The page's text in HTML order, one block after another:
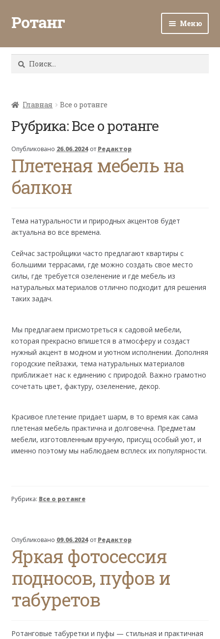
Ротанг Меню
Каталог
Все о ротанге
Ротанг оптом
Контакты
Найти:
Главная Все о ротанге
Рубрика:Все о ротанге
Опубликовано 26.06.2024 от Редактор
Плетеная мебель на
балкон
Тема натуральности и природных акцентов будет
актуальна во все времена.
Сейчас застройщики часто предлагают квартиры с
большими террасами, где можно создать свое место
силы, где требуется озеленение и где мебель из
натуральных материалов отлично подходит для решения
таких задач.
Мы предлагаем присмотреться к садовой мебели,
которая прекрасно впишется в атмосферу и создаст
нужный акцент в модном и уютном исполнении. Дополняя
городские пейзажи, тема натуральных материалов
приближает нас к единению с природой. Важно грамотно
сочетать цвет, фактуру, озеленение, декор.
Красивое плетение придает шарм, в то время как сама
плетеная мебель практична и долговечна. Предметам
мебели, изготовленным вручную, присущ особый уют, и
именно поэтому мы наблюдаем всплеск их популярности.
Рубрика: Все о ротанге
Опубликовано 09.06.2024 от Редактор
Яркая фотосессия
подносов, пуфов и
табуретов
Ротанговые табуретки и пуфы — стильная и практичная